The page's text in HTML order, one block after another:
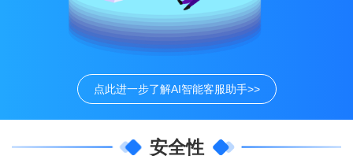
点此进一步了解AI智能客服助手>>
安全性